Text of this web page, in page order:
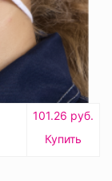
101.26 руб.
Купить